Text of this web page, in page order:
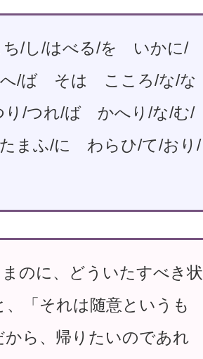
/し/はべる/を いかに/
へ/ば そは こころ/な/な
り/つれ/ば かへり/な/む/
まふ/に わらひ/て/おり/
のに、どういたすべき状
「それは随意というも
ら、帰りたいのであれ